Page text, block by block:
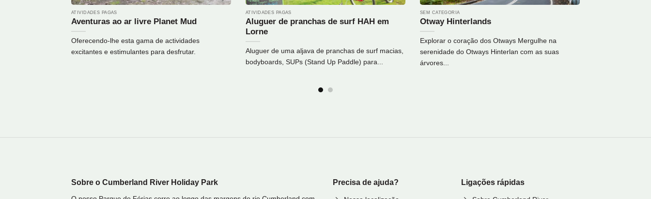
ATIVIDADES PAGAS
Aventuras ao ar livre Planet Mud
Oferecendo-lhe esta gama de actividades
excitantes e estimulantes para desfrutar.
ATIVIDADES PAGAS
Aluguer de pranchas de surf HAH em
Lorne
Aluguer de uma aljava de pranchas de surf macias,
bodyboards, SUPs (Stand Up Paddle) para...
SEM CATEGORIA
Otway Hinterlands
Explorar o coração dos Otways Mergulhe na
serenidade do Otways Hinterlan com as suas
árvores...
Sobre o Cumberland River Holiday Park Precisa de ajuda? Ligações rápidas